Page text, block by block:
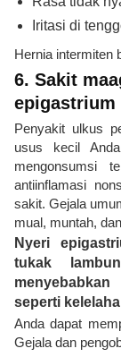
Iritasi di
Hernia intermiten
6. Sakit
epigastrium
Penyakit ulkus
usus kecil
mengonsumsi
antiinflamasi
sakit. Gejala
mual, muntah,
Nyeri
tukak
seperti
Anda dapat
Gejala dan